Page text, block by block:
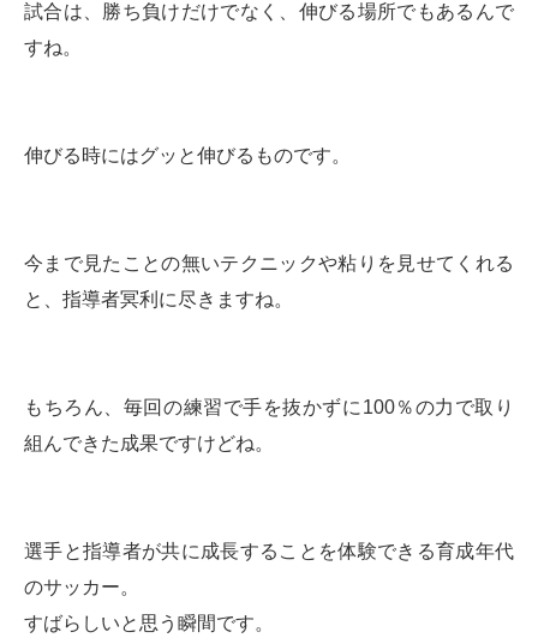
試合は、勝ち負けだけでなく、伸びる場所でもあるんで
すね。
伸びる時にはグッと伸びるものです。
今まで見たことの無いテクニックや粘りを見せてくれる
と、指導者冥利に尽きますね。
もちろん、毎回の練習で手を抜かずに100％の力で取り
組んできた成果ですけどね。
選手と指導者が共に成長することを体験できる育成年代
のサッカー。
すばらしいと思う瞬間です。